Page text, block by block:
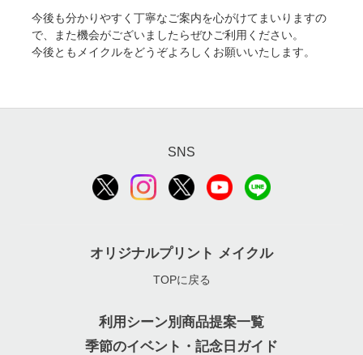
今後も分かりやすく丁寧なご案内を心がけてまいりますの
で、また機会がございましたらぜひご利用ください。
今後ともメイクルをどうぞよろしくお願いいたします。
SNS
オリジナルプリント メイクル
TOPに戻る
利用シーン別商品提案一覧
季節のイベント・記念日ガイド